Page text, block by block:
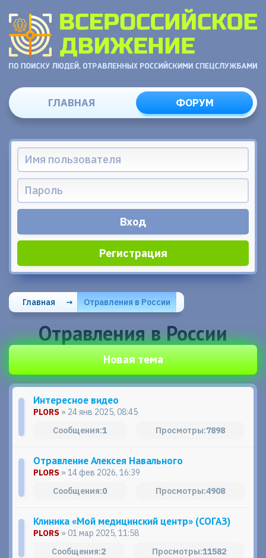
ГЛАВНАЯ ФОРУМ
Регистрация
Главная → Отравления в России
Отравления в России
Новая тема
Интересное видео
PLORS » 24 янв 2025, 08:45
1
7898
Отравление Алексея Навального
PLORS » 14 фев 2026, 16:39
0
4908
Клиника «Мой медицинский центр» (СОГАЗ)
PLORS » 01 мар 2025, 11:58
2
11582